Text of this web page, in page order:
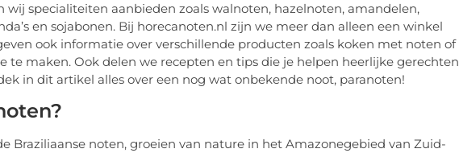
specialiteiten aanbieden zoals walnoten, hazelnoten, amandelen,
en sojabonen. Bij horecanoten.nl zijn we meer dan alleen een winkel
ook informatie over verschillende producten zoals koken met noten of
te maken. Ook delen we recepten en tips die je helpen heerlijke gerechten
in dit artikel alles over een nog wat onbekende noot, paranoten!
Braziliaanse noten, groeien van nature in het Amazonegebied van Zuid-